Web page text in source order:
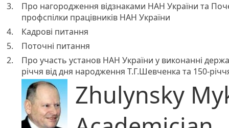
3.
Про нагородження відзнаками НАН України та
профспілки працівників НАН України
4.
Кадрові питання
5.
Поточні питання
2.
Про участь установ НАН України у виконанні
річчя від дня народження Т.Г.Шевченка та 150-
Zhulynsky